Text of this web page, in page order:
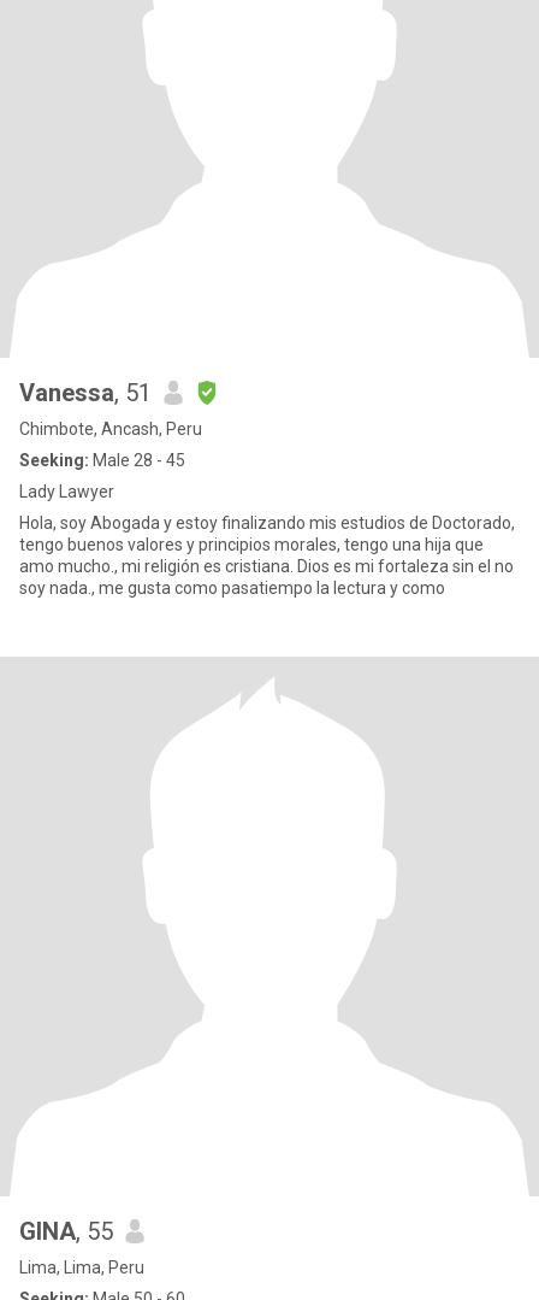
Vanessa, 51
Chimbote, Ancash, Peru
Seeking: Male 28 - 45
Lady Lawyer
Hola, soy Abogada y estoy finalizando mis estudios de Doctorado,
tengo buenos valores y principios morales, tengo una hija que
amo mucho., mi religión es cristiana. Dios es mi fortaleza sin el no
soy nada., me gusta como pasatiempo la lectura y como
GINA, 55
Lima, Lima, Peru